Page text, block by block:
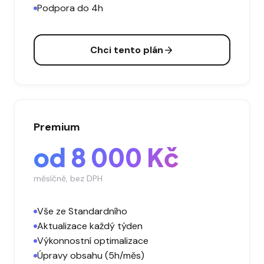
Podpora do 4h
Chci tento plán
Premium
od 8 000 Kč
měsíčně, bez DPH
Vše ze Standardního
Aktualizace každý týden
Výkonnostní optimalizace
Úpravy obsahu (5h/měs)